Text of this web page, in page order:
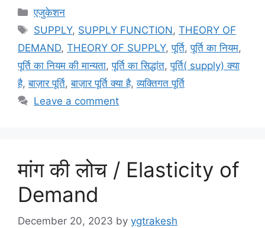
Categories
एजुकेशन
Tags
SUPPLY, SUPPLY FUNCTION,THEORY OF
DEMAND, THEORY OF SUPPLY,पूर्ति,पूर्ति का नियम,
पूर्ति का नियम की मान्यता,पूर्ति का सिद्धांत,पूर्ति( supply) क्या
है,बाज़ार पूर्ति,बाज़ार पूर्ति क्या है,व्यक्तिगत पूर्ति
Leave a comment
मांग की लोच / Elasticity of
Demand
December 20, 2023 by ygtrakesh